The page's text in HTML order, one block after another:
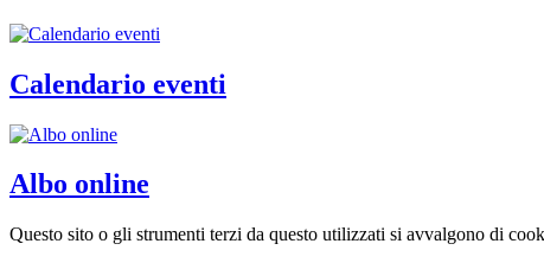
Calendario eventi
Albo online
Questo sito o gli strumenti terzi da questo utilizzati si avvalgono di